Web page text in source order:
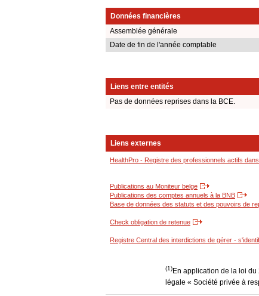
Données financières
Assemblée générale
Date de fin de l'année comptable
Liens entre entités
Pas de données reprises dans la BCE.
Liens externes
HealthPro - Registre des professionnels actifs
Publications au Moniteur belge
Publications des comptes annuels à la BNB
Base de données des statuts et des pouvoirs de
Check obligation de retenue
Registre Central des interdictions de gérer -
(1)En application de la loi
légale « Société privée à